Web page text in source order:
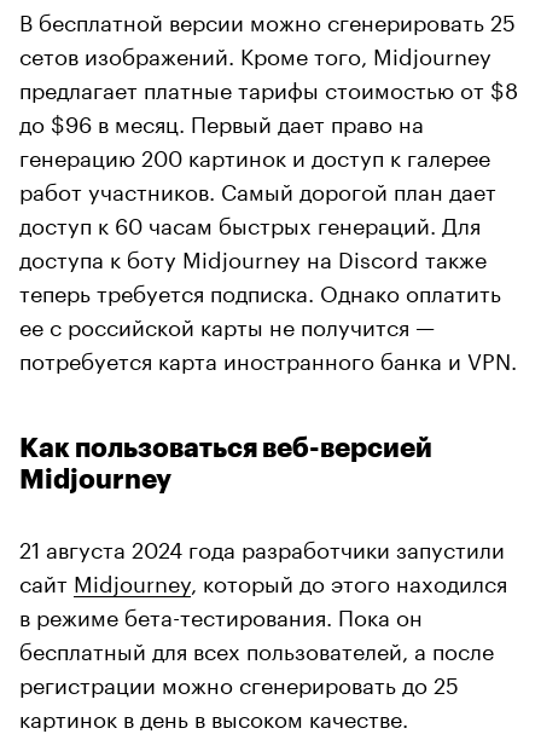
В бесплатной версии можно сгенерировать 25
сетов изображений. Кроме того, Midjourney
предлагает платные тарифы стоимостью от $8
до $96 в месяц. Первый дает право на
генерацию 200 картинок и доступ к галерее
работ участников. Самый дорогой план дает
доступ к 60 часам быстрых генераций. Для
доступа к боту Midjourney на Discord также
теперь требуется подписка. Однако оплатить
ее с российской карты не получится —
потребуется карта иностранного банка и VPN.
Как пользоваться веб-версией
Midjourney
21 августа 2024 года разработчики запустили
сайт Midjourney , который до этого находился
в режиме бета-тестирования. Пока он
бесплатный для всех пользователей, а после
регистрации можно сгенерировать до 25
картинок в день в высоком качестве.